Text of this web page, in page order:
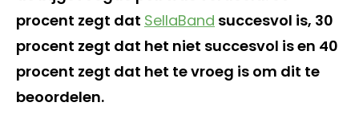
procent zegt dat SellaBand succesvol is, 30
procent zegt dat het niet succesvol is en 40
procent zegt dat het te vroeg is om dit te
beoordelen.